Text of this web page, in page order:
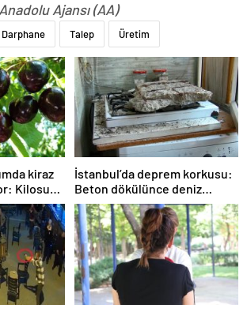
Ajansı (AA)
Darphane Talep Üretim
kiraz
Kilosu
İstanbul’da deprem korkusu:
Beton dökülünce deniz
kabukları ortaya çıktı